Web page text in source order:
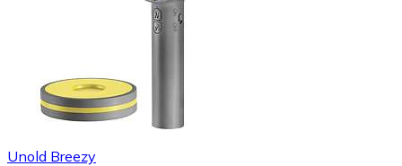
Unold Breezy